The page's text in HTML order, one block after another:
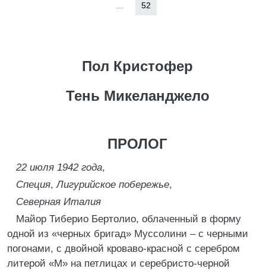
52
Пол Кристофер
Тень Микеланджело
ПРОЛОГ
22 июля 1942 года,
Специя,Лигурийское побережье,
Северная Италия
Майор Тиберио Бертолио, облаченный в форму
одной из «черных бригад» Муссолини – с черными
погонами, с двойной кроваво-красной с серебром
литерой «М» на петлицах и серебристо-черной